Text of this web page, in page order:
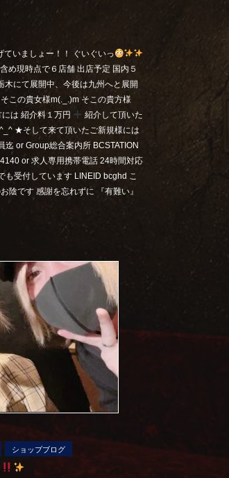
いましょー！！ ぐいぐいっ
め現時点で６店舗 出店予定 国内５
木にて展開中、今後は九州へと展開
この貴女様m(._.)m そこの貴方様
は 紹介料１万円
紹介して頂いた
★そして来て頂いたご新規様には
or Group総合案内所 BCSTATION
or 求人専用携帯電話 24時間対応
受付しています LINEID bcghd こ
陰です 感謝を忘れずに 『有難い』
ショップブログ